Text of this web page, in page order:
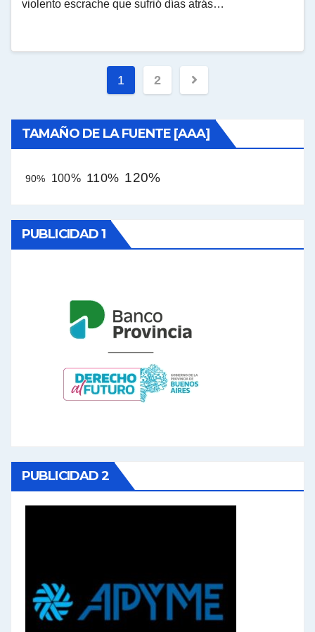
violento escrache que sufrió días atrás…
Paginación
entradas
1 2
TAMAÑO DE LA FUENTE [AAA]
90% 100% 110% 120%
PUBLICIDAD 1
PUBLICIDAD 2